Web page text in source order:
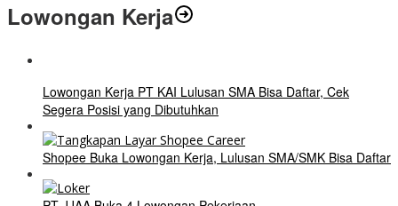
Lowongan Kerja
Lowongan Kerja PT KAI Lulusan SMA Bisa Daftar, Cek
Segera Posisi yang Dibutuhkan
Shopee Buka Lowongan Kerja, Lulusan SMA/SMK Bisa Daftar